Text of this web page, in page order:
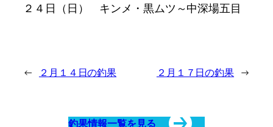
２４日（日） キンメ・黒ムツ～中深場五目
← ２月１４日の釣果 ２月１７日の釣果 →
釣果情報一覧を見る